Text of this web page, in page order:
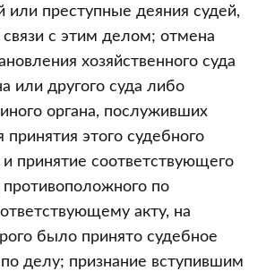
или преступные деяния судей,
с этим делом; отмена
хозяйственного суда
или другого суда либо
органа, послуживших
этого судебного
и принятие соответствующего
противоположного по
акту, на
было принято судебное
делу; признание вступившим